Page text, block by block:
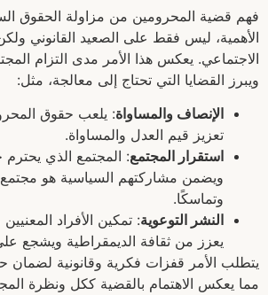
فهم قضية المحرومين من مزاولة الحقوق
الأهمية، ليس فقط على الصعيد القانوني
الاجتماعي. يعكس هذا الأمر مدى التزام
ويبرز القضايا التي تحتاج إلى معالجة، مثل:
الإنصاف والمساواة: يلعب حقوق
تعزيز قيم العدل والمساواة.
استقرار المجتمع: المجتمع الذي
ويضمن مشاركتهم السياسية هو مجتمع
وتماسكًا.
النشر التوعوية: تمكين الأفراد
يعزز من ثقافة الديمقراطية ويشجع
يتطلب الأمر قفزات فكرية وقانونية لضمان
مما يعكس الاهتمام بالقضية ككل ونظرة